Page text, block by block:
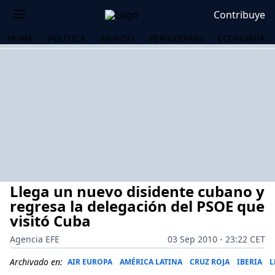
Contribuye
HOME POLÍTICA MUNDO PERIODISMO ECONOMÍA
Llega un nuevo disidente cubano y
regresa la delegación del PSOE que
visitó Cuba
Agencia EFE
03 Sep 2010 - 23:22 CET
Archivado en: AIR EUROPA AMÉRICA LATINA CRUZ ROJA IBERIA